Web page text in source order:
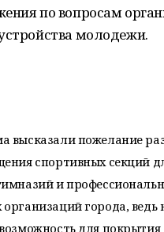
по вопросам
молодежи.
высказали пожелание
спортивных секций
и
города, ведь
для покрытия